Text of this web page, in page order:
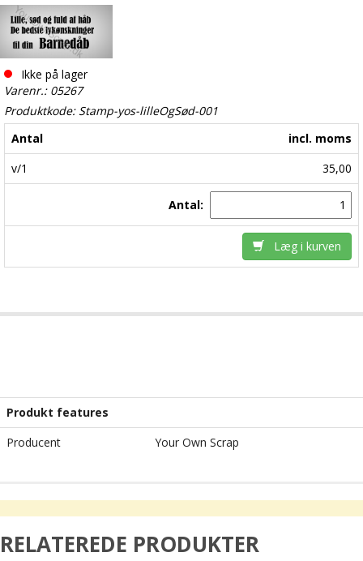
Ikke på lager
Varenr.: 05267
Produktkode: Stamp-yos-lilleOgSød-001
Antal
incl. moms
v/1
35,00
Antal:
Læg i kurven
Produkt features
Producent
Your Own Scrap
RELATEREDE PRODUKTER